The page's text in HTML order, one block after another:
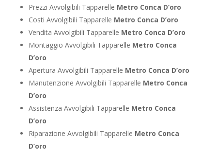
Prezzi Avvolgibili Tapparelle Metro Conca D’oro
Costi Avvolgibili Tapparelle Metro Conca D’oro
Vendita Avvolgibili Tapparelle Metro Conca D’oro
Montaggio Avvolgibili Tapparelle Metro Conca
D’oro
Apertura Avvolgibili Tapparelle Metro Conca D’oro
Manutenzione Avvolgibili Tapparelle Metro Conca
D’oro
Assistenza Avvolgibili Tapparelle Metro Conca
D’oro
Riparazione Avvolgibili Tapparelle Metro Conca
D’oro